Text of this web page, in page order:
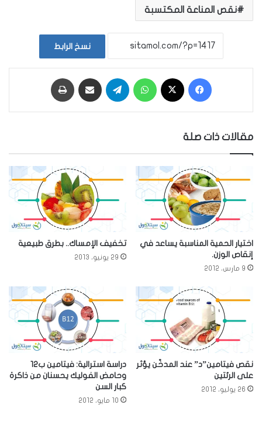
نقص المناعة المكتسبة
نسخ الرابط
مقالات ذات صلة
اختيار الحمية المناسبة يساعد في
إنقاص الوزن.
9 مارس، 2012
تخفيف الإمساك.. بطرق طبيعية
29 يونيو، 2013
نقص فيتامين”د” عند المدخّن يؤثر
على الرئتين
26 يوليو، 2012
دراسة استرالية: فيتامين ب12
وحامض الفوليك يحسنان من ذاكرة
كبار السن
10 مايو، 2012